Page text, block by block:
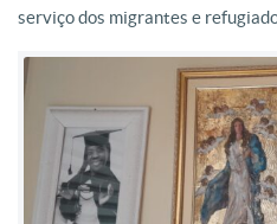
serviço dos migrantes e